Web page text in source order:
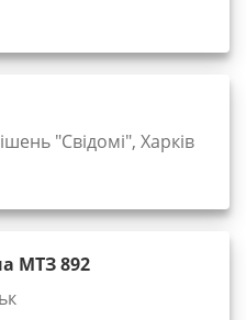
"Cвідомі", Харків
МТЗ 892